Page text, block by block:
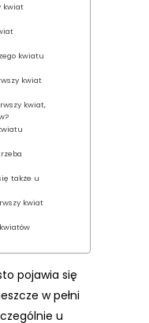
kwiat
kwiatu
kwiat
kwiat,
także u
kwiat
pojawia się
w pełni
u